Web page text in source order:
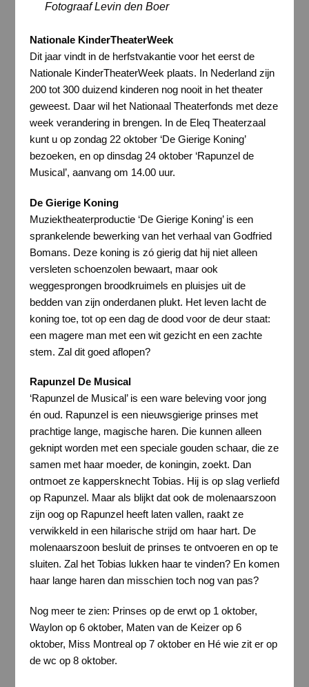
Fotograaf Levin den Boer
Nationale KinderTheaterWeek
Dit jaar vindt in de herfstvakantie voor het eerst de
Nationale KinderTheaterWeek plaats. In Nederland zijn
200 tot 300 duizend kinderen nog nooit in het theater
geweest. Daar wil het Nationaal Theaterfonds met deze
week verandering in brengen. In de Eleq Theaterzaal
kunt u op zondag 22 oktober ‘De Gierige Koning’
bezoeken, en op dinsdag 24 oktober ‘Rapunzel de
Musical’, aanvang om 14.00 uur.
De Gierige Koning
Muziektheaterproductie ‘De Gierige Koning’ is een
sprankelende bewerking van het verhaal van Godfried
Bomans. Deze koning is zó gierig dat hij niet alleen
versleten schoenzolen bewaart, maar ook
weggesprongen broodkruimels en pluisjes uit de
bedden van zijn onderdanen plukt. Het leven lacht de
koning toe, tot op een dag de dood voor de deur staat:
een magere man met een wit gezicht en een zachte
stem. Zal dit goed aflopen?
Rapunzel De Musical
‘Rapunzel de Musical’ is een ware beleving voor jong
én oud. Rapunzel is een nieuwsgierige prinses met
prachtige lange, magische haren. Die kunnen alleen
geknipt worden met een speciale gouden schaar, die ze
samen met haar moeder, de koningin, zoekt. Dan
ontmoet ze kappersknecht Tobias. Hij is op slag verliefd
op Rapunzel. Maar als blijkt dat ook de molenaarszoon
zijn oog op Rapunzel heeft laten vallen, raakt ze
verwikkeld in een hilarische strijd om haar hart. De
molenaarszoon besluit de prinses te ontvoeren en op te
sluiten. Zal het Tobias lukken haar te vinden? En komen
haar lange haren dan misschien toch nog van pas?
Nog meer te zien: Prinses op de erwt op 1 oktober,
Waylon op 6 oktober, Maten van de Keizer op 6
oktober, Miss Montreal op 7 oktober en Hé wie zit er op
de wc op 8 oktober.